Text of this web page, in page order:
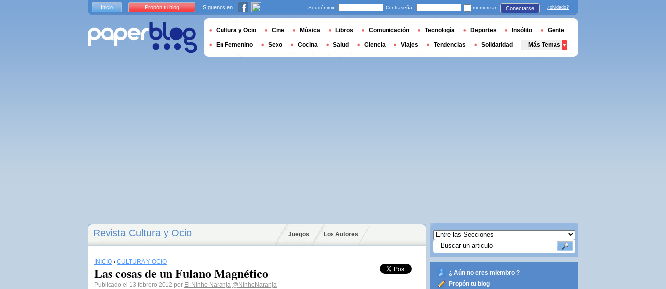
Revista Cultura y Ocio Juegos Los Autores
INICIO › CULTURA Y OCIO
Las cosas de un Fulano Magnético
Publicado el 13 febrero 2012 por El Ninho Naranja @NinhoNaranja
¿ Aún no eres miembro ?
Propón tu blog
Inicio Propón tu blog Síguenos en Seudónimo Contraseña memorizar Conectarse ¿olvidado?
Cultura y Ocio Cine Música Libros Comunicación Tecnología Deportes Insólito Gente
En Femenino Sexo Cocina Salud Ciencia Viajes Tendencias Solidaridad Más Temas